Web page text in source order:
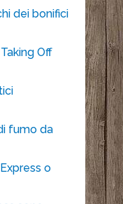
dei bonifici
Off
fumo da
o